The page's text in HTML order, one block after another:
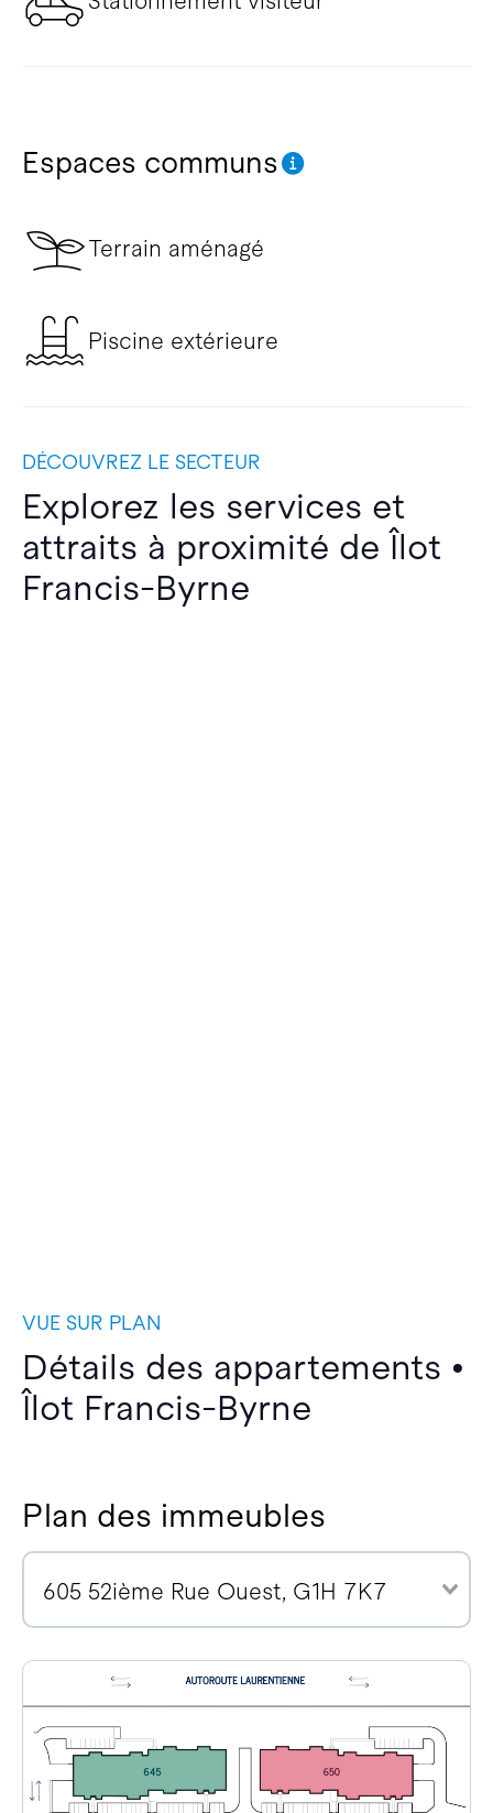
Espaces communs
Terrain aménagé
Piscine extérieure
DÉCOUVREZ LE SECTEUR
Explorez les services et
attraits à proximité de Îlot
Francis-Byrne
VUE SUR PLAN
Détails des appartements •
Îlot Francis-Byrne
Plan des immeubles
605 52ième Rue Ouest, G1H 7K7